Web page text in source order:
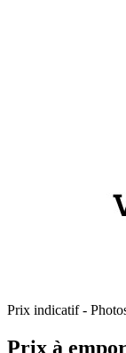
Prix indicatif -
Prix à